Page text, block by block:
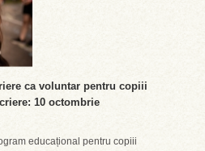
ca voluntar pentru copiii
10 octombrie
educațional pentru copiii